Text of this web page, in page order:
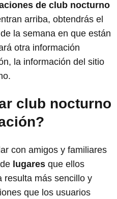
de club nocturno
arriba, obtendrás el
la semana en que están
otra información
la información del sitio
club nocturno
con amigos y familiares
lugares que ellos
resulta más sencillo y
que los usuarios